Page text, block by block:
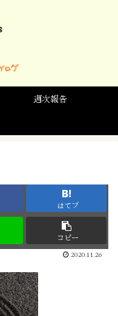
週次報告
はてブ
コピー
2020.11.26